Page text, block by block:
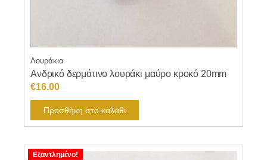
Λουράκια
Ανδρικό δερμάτινο λουράκι μαύρο κροκό 20mm
€16.00
Προσθήκη στο καλάθι
Εξαντλημένο!